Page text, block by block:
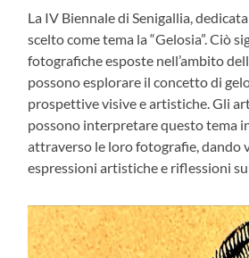
La IV Biennale di Senigallia,
scelto come tema la “Gelosia”. Ciò
fotografiche esposte nell’ambito
possono esplorare il concetto di
prospettive visive e artistiche. Gli
possono interpretare questo tema
attraverso le loro fotografie, dando
espressioni artistiche e riflessioni